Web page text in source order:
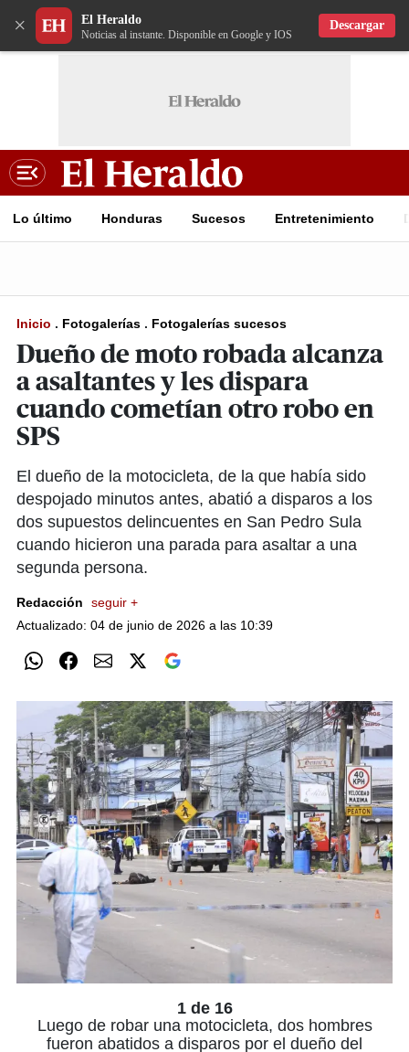
× El Heraldo
Noticias al instante. Disponible en Google y IOS
Descargar
Lo último Honduras Sucesos Entretenimiento
Inicio . Fotogalerías . Fotogalerías sucesos
Dueño de moto robada alcanza
a asaltantes y les dispara
cuando cometían otro robo en
SPS
El dueño de la motocicleta, de la que había sido
despojado minutos antes, abatió a disparos a los
dos supuestos delincuentes en San Pedro Sula
cuando hicieron una parada para asaltar a una
segunda persona.
Redacción
seguir +
Actualizado: 04 de junio de 2026 a las 10:39
1 de 16
Luego de robar una motocicleta, dos hombres
fueron abatidos a disparos por el dueño del